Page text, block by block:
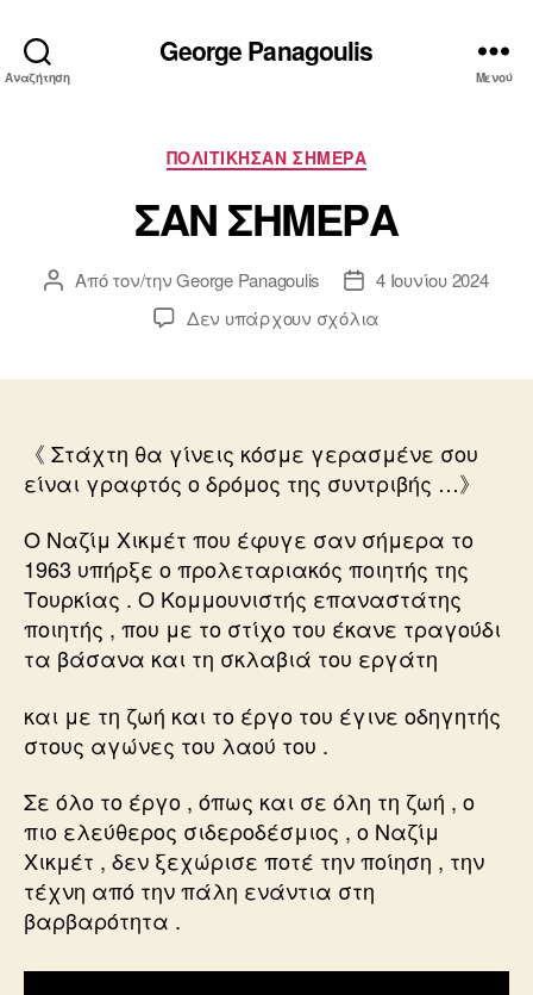
Αναζήτηση
George Panagoulis
Μενού
Κατηγορίες
ΠΟΛΙΤΙΚΗΣΑΝ ΣΗΜΕΡΑ
ΣΑΝ ΣΗΜΕΡΑ
Συντάκτης
Από τον/τηνGeorge Panagoulis
Ημ.
δημοσίευσης
4 Ιουνίου 2024
Δεν υπάρχουν σχόλια
《 Στάχτη θα γίνεις κόσμε γερασμένε σου
είναι γραφτός ο δρόμος της συντριβής …》
Ο Ναζίμ Χικμέτ που έφυγε σαν σήμερα το
1963 υπήρξε ο προλεταριακός ποιητής της
Τουρκίας . Ο Κομμουνιστής επαναστάτης
ποιητής , που με το στίχο του έκανε τραγούδι
τα βάσανα και τη σκλαβιά του εργάτη
και με τη ζωή και το έργο του έγινε οδηγητής
στους αγώνες του λαού του .
Σε όλο το έργο , όπως και σε όλη τη ζωή , ο
πιο ελεύθερος σιδεροδέσμιος , ο Ναζίμ
Χικμέτ , δεν ξεχώρισε ποτέ την ποίηση , την
τέχνη από την πάλη ενάντια στη
βαρβαρότητα .